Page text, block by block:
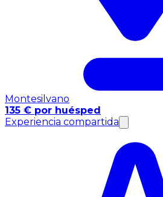
Montesilvano
135 € por huésped
Experiencia compartida